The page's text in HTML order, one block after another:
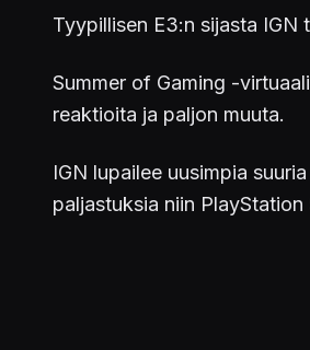
Tyypillisen E3:n sijasta IGN
Summer of Gaming -
reaktioita ja paljon muuta.
IGN lupailee uusimpia
paljastuksia niin